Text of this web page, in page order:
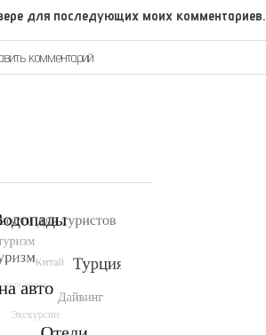
для последующих моих комментариев.